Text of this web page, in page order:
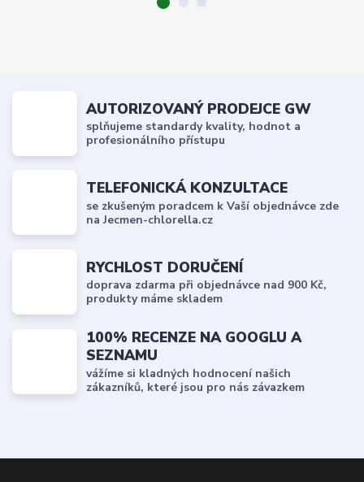
AUTORIZOVANÝ PRODEJCE GW
splňujeme standardy kvality, hodnot a
profesionálního přístupu
TELEFONICKÁ KONZULTACE
se zkušeným poradcem k Vaší objednávce zde
na Jecmen-chlorella.cz
RYCHLOST DORUČENÍ
doprava zdarma při objednávce nad 900 Kč,
produkty máme skladem
100% RECENZE NA GOOGLU A
SEZNAMU
vážíme si kladných hodnocení našich
zákazníků, které jsou pro nás závazkem